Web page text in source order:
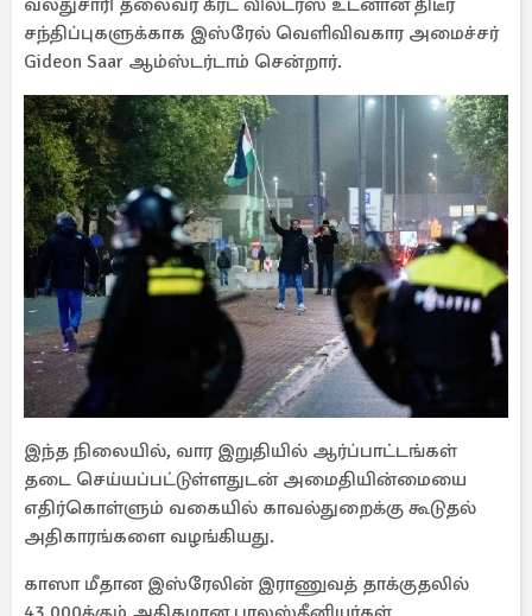
வலதுசாரி தலைவர் கீர்ட் வில்டர்ஸ் உடனான திடீர்
சந்திப்புகளுக்காக இஸ்ரேல் வெளிவிவகார அமைச்சர்
Gideon Saar ஆம்ஸ்டர்டாம் சென்றார்.
இந்த நிலையில், வார இறுதியில் ஆர்ப்பாட்டங்கள்
தடை செய்யப்பட்டுள்ளதுடன் அமைதியின்மையை
எதிர்கொள்ளும் வகையில் காவல்துறைக்கு கூடுதல்
அதிகாரங்களை வழங்கியது.
காஸா மீதான இஸ்ரேலின் இராணுவத் தாக்குதலில்